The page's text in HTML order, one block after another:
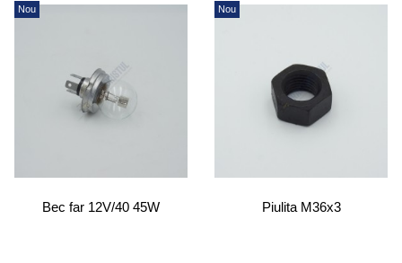
Nou
Bec far 12V/40 45W
Nou
Piulita M36x3